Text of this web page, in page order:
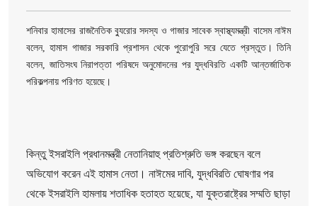
শনিবার হামাসের রাজনৈতিক ব্যুরোর সদস্য ও গাজার সাবেক স্বাস্থ্যমন্ত্রী বাসেম নাঈম
বলেন, হামাস গাজার সরকারি প্রশাসন থেকে পুরোপুরি সরে যেতে প্রস্তুত। তিনি
বলেন, জাতিসংঘ নিরাপত্তা পরিষদে অনুমোদনের পর যুদ্ধবিরতি একটি আন্তর্জাতিক
পরিকল্পনায় পরিণত হয়েছে।
কিন্তু ইসরাইলি প্রধানমন্ত্রী নেতানিয়াহু প্রতিশ্রুতি ভঙ্গ করছেন বলে
অভিযোগ করেন এই হামাস নেতা। নাঈমের দাবি, যুদ্ধবিরতি ঘোষণার পর
থেকে ইসরাইলি হামলায় শতাধিক হতাহত হয়েছে, যা যুক্তরাষ্ট্রের সম্মতি ছাড়া